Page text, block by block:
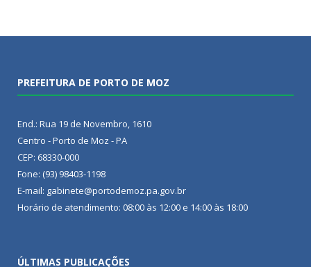
PREFEITURA DE PORTO DE MOZ
End.: Rua 19 de Novembro, 1610
Centro - Porto de Moz - PA
CEP: 68330-000
Fone: (93) 98403-1198
E-mail: gabinete@portodemoz.pa.gov.br
Horário de atendimento: 08:00 às 12:00 e 14:00 às 18:00
ÚLTIMAS PUBLICAÇÕES